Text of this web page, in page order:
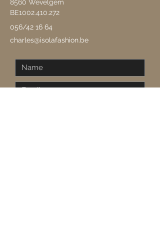
8560 Wevelgem
BE1002.410.272
056/42 16 64
charles@isolafashion.be